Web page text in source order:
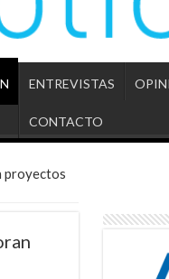
ENTREVISTAS
CONTACTO
proyectos